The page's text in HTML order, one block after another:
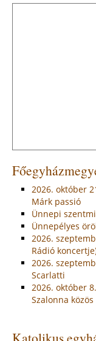
2026. október
Márk passió
Ünnepi
Ünnepélyes
2026.
Rádió
2026.
Scarlatti
2026. október
Szalonna